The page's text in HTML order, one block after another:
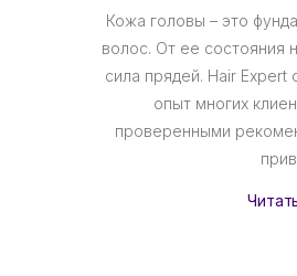
Кожа головы – это
волос. От ее состояния
сила прядей. Hair Expert
опыт многих
проверенными